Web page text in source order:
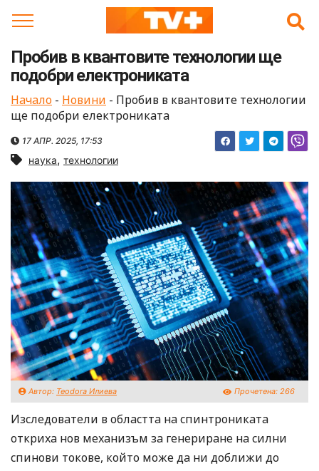
Пробив в квантовите технологии ще
подобри електрониката
Начало - Новини - Пробив в квантовите технологии
ще подобри електрониката
17 АПР. 2025, 17:53
наука, технологии
Автор: Teodora Илиева Прочетена: 266
Изследователи в областта на спинтрониката
откриха нов механизъм за генериране на силни
спинови токове, който може да ни доближи до